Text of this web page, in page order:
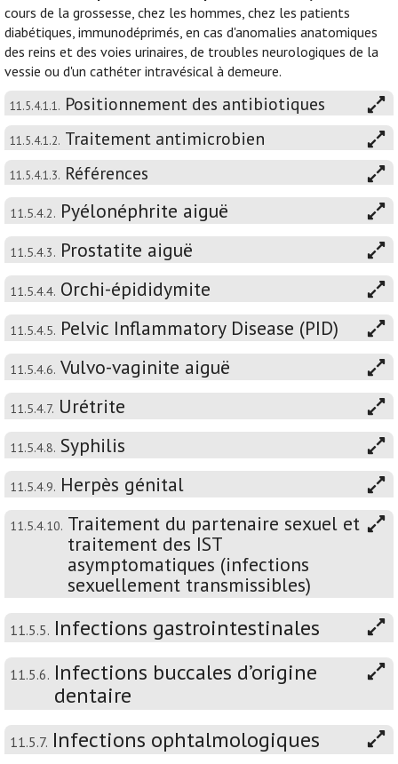
cours de la grossesse, chez les hommes, chez les patients
diabétiques, immunodéprimés, en cas d'anomalies anatomiques
des reins et des voies urinaires, de troubles neurologiques de la
vessie ou d'un cathéter intravésical à demeure.
11.5.4.1.1. Positionnement des antibiotiques
11.5.4.1.2. Traitement antimicrobien
11.5.4.1.3. Références
11.5.4.2. Pyélonéphrite aiguë
11.5.4.3. Prostatite aiguë
11.5.4.4. Orchi-épididymite
11.5.4.5. Pelvic Inflammatory Disease (PID)
11.5.4.6. Vulvo-vaginite aiguë
11.5.4.7. Urétrite
11.5.4.8. Syphilis
11.5.4.9. Herpès génital
11.5.4.10. Traitement du partenaire sexuel et
traitement des IST
asymptomatiques (infections
sexuellement transmissibles)
11.5.5. Infections gastrointestinales
11.5.6. Infections buccales d’origine
dentaire
11.5.7. Infections ophtalmologiques